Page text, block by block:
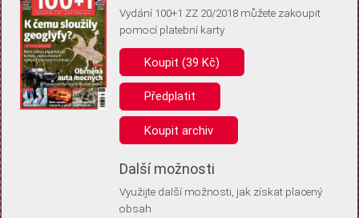
Pro základní fungování webu nepotřebujeme ukládat žádné informace
(tzv. cookies apod.). Rádi bychom vás ale požádali o souhlas s
uložením volitelných informací:
Anonymní unikátní ID
Díky němu příště poznáme, že se jedná o stejné zařízení, a
Identifikátor je zcela anonymní.
Vaše souhlasy a odmítnutí si ukládáme do vašeho zařízení, abychom se
vás už příště znovu neptali. Můžete je kdykoli později upravit ve Správě
Vydání 100+1 ZZ 20/2018 můžete zakoupit
pomocí platební karty
Koupit (39 Kč)
Předplatit
Koupit archiv
Další možnosti
Využijte další možnosti, jak získat placený
obsah